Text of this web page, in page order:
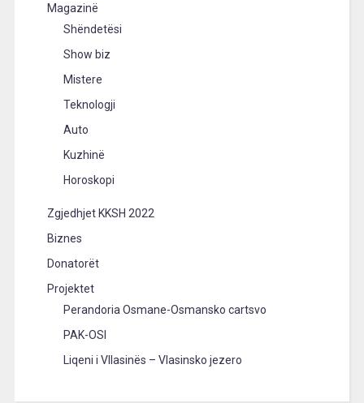
Magazinë
Shëndetësi
Show biz
Mistere
Teknologji
Auto
Kuzhinë
Horoskopi
Zgjedhjet KKSH 2022
Biznes
Donatorët
Projektet
Perandoria Osmane-Osmansko cartsvo
PAK-OSI
Liqeni i Vllasinës – Vlasinsko jezero